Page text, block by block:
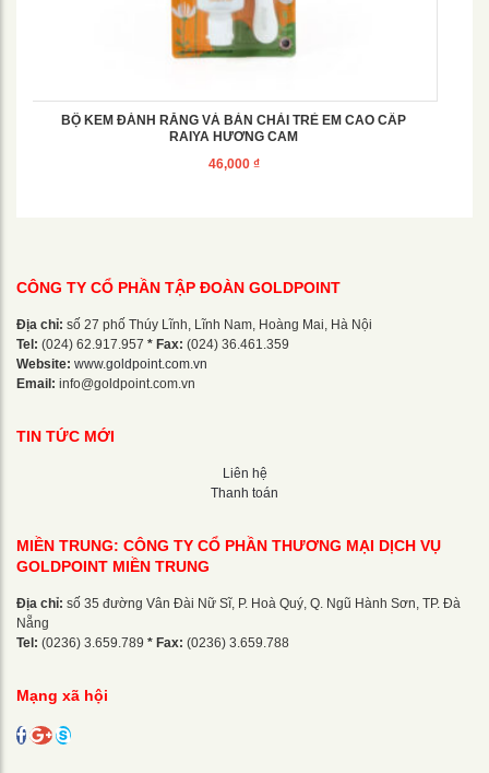
BỘ KEM ĐÁNH RĂNG VÀ BÀN CHẢI TRẺ EM CAO CẤP
RAIYA HƯƠNG CAM
46,000 ₫
CÔNG TY CỔ PHẦN TẬP ĐOÀN GOLDPOINT
Địa chỉ: số 27 phố Thúy Lĩnh, Lĩnh Nam, Hoàng Mai, Hà Nội
Tel: (024) 62.917.957 * Fax: (024) 36.461.359
Website: www.goldpoint.com.vn
Email: info@goldpoint.com.vn
TIN TỨC MỚI
Liên hệ
Thanh toán
MIỀN TRUNG: CÔNG TY CỔ PHẦN THƯƠNG MẠI DỊCH VỤ
GOLDPOINT MIỀN TRUNG
Địa chỉ: số 35 đường Vân Đài Nữ Sĩ, P. Hoà Quý, Q. Ngũ Hành Sơn, TP. Đà
Nẵng
Tel: (0236) 3.659.789 * Fax: (0236) 3.659.788
Mạng xã hội